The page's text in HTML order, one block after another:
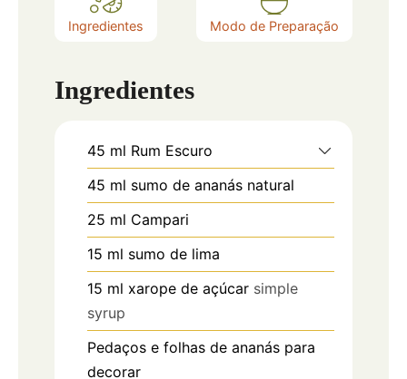
Ingredientes Modo de Preparação
Ingredientes
45 ml Rum Escuro
45 ml sumo de ananás natural
25 ml Campari
15 ml sumo de lima
15 ml xarope de açúcar simple
syrup
Pedaços e folhas de ananás para
decorar